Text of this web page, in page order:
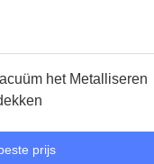
het Metalliseren
prijs